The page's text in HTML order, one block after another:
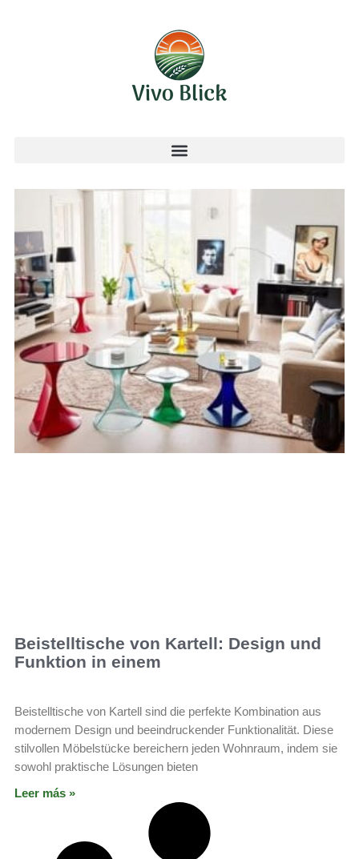
Beistelltische von Kartell: Design und
Funktion in einem
Beistelltische von Kartell sind die perfekte Kombination aus
modernem Design und beeindruckender Funktionalität. Diese
stilvollen Möbelstücke bereichern jeden Wohnraum, indem sie
sowohl praktische Lösungen bieten
Leer más »